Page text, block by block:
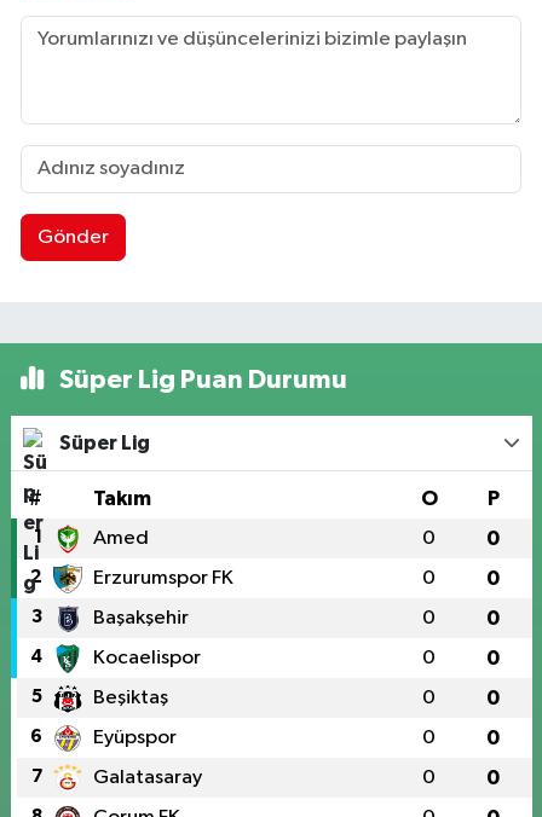
Gönder
Süper Lig Puan Durumu
Süper Lig
# Takım O P
1 Amed 0 0
2 Erzurumspor FK 0 0
3 Başakşehir 0 0
4 Kocaelispor 0 0
5 Beşiktaş 0 0
6 Eyüpspor 0 0
7 Galatasaray 0 0